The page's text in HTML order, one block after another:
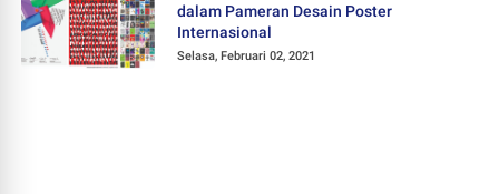
dalam Pameran Desain Poster
Internasional
Selasa, Februari 02, 2021